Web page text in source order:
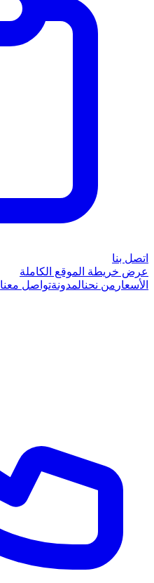
اتصل بنا
عرض خريطة الموقع الكاملة
الأسعار من نحنالمدونةتواصل معنا